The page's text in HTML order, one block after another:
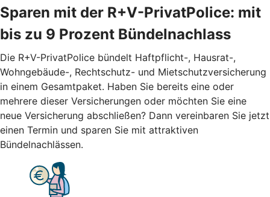
Sparen mit der R+V-PrivatPolice: mit
bis zu 9 Prozent Bündelnachlass
Die R+V-PrivatPolice bündelt Haftpflicht-, Hausrat-,
Wohngebäude-, Rechtschutz- und Mietschutzversicherung
in einem Gesamtpaket. Haben Sie bereits eine oder
mehrere dieser Versicherungen oder möchten Sie eine
neue Versicherung abschließen? Dann vereinbaren Sie jetzt
einen Termin und sparen Sie mit attraktiven
Bündelnachlässen.